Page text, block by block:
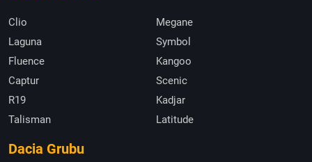
Clio
Megane
Laguna
Symbol
Fluence
Kangoo
Captur
Scenic
R19
Kadjar
Talisman
Latitude
Dacia Grubu